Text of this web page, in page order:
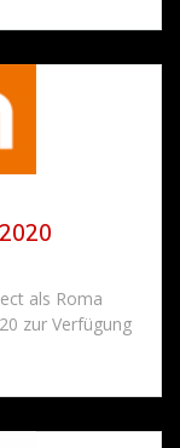
als Roma
zur Verfügung